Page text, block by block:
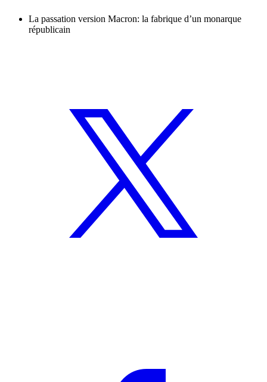
La passation version Macron: la fabrique d’un monarque
républicain